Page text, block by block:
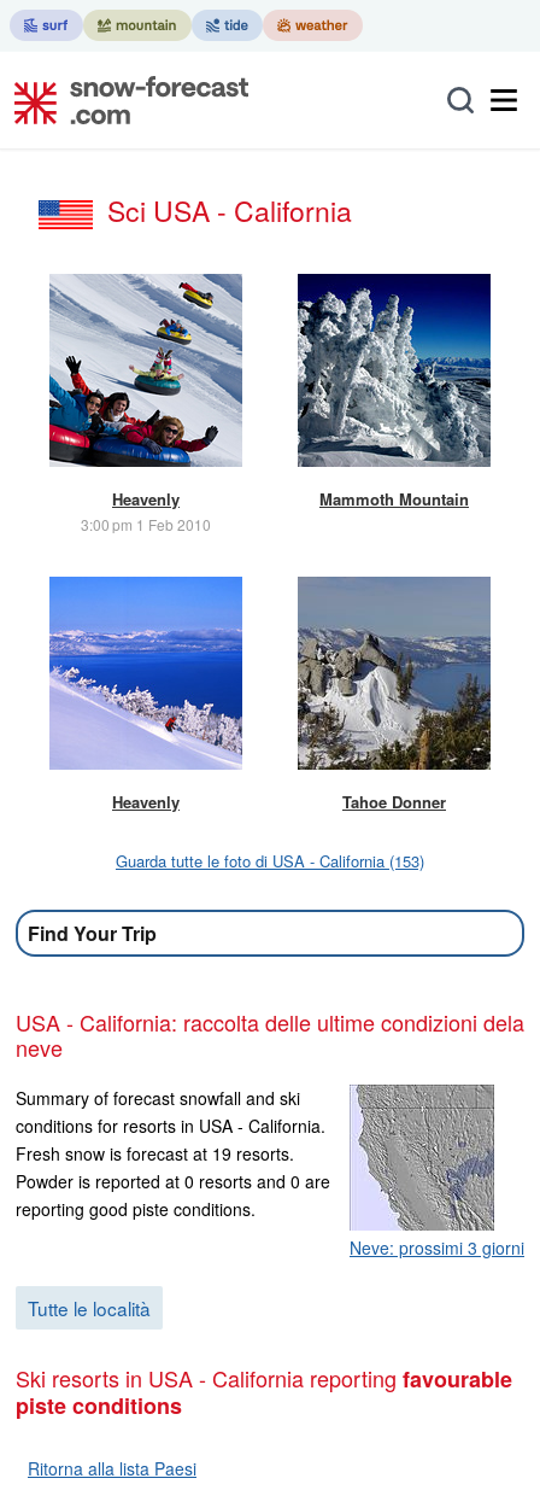
Sci USA - California
Heavenly
3:00 pm 1 Feb 2010
Mammoth Mountain
Heavenly Tahoe Donner
Guarda tutte le foto di USA - California (153)
Find Your Trip
USA - California: raccolta delle ultime condizioni dela
neve
Neve: prossimi 3 giorni
Summary of forecast snowfall and ski
conditions for resorts in USA - California.
Fresh snow is forecast at 19 resorts.
Powder is reported at 0 resorts and 0 are
reporting good piste conditions.
Tutte le località
Ski resorts in USA - California reporting favourable
piste conditions
Ritorna alla lista Paesi